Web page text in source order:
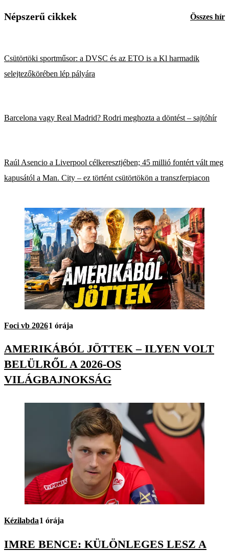
Népszerű cikkek Összes hír
Csütörtöki sportműsor: a DVSC és az ETO is a Kl harmadik
selejtezőkörében lép pályára
Barcelona vagy Real Madrid? Rodri meghozta a döntést – sajtóhír
Raúl Asencio a Liverpool célkeresztjében; 45 millió fontért vált meg
kapusától a Man. City – ez történt csütörtökön a transzferpiacon
Foci vb 20261 órája
AMERIKÁBÓL JÖTTEK – ILYEN VOLT
BELÜLRŐL A 2026-OS
VILÁGBAJNOKSÁG
Kézilabda1 órája
IMRE BENCE: KÜLÖNLEGES LESZ A